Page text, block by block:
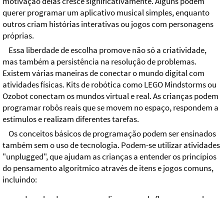
querer programar um aplicativo musical simples, enquanto
outros criam histórias interativas ou jogos com personagens
próprias.
Essa liberdade de escolha promove não só a criatividade,
mas também a persistência na resolução de problemas.
Existem várias maneiras de conectar o mundo digital com
atividades físicas. Kits de robótica como LEGO Mindstorms ou
Ozobot conectam os mundos virtual e real. As crianças podem
programar robôs reais que se movem no espaço, respondem a
estímulos e realizam diferentes tarefas.
Os conceitos básicos de programação podem ser ensinados
também sem o uso de tecnologia. Podem-se utilizar atividades
"unplugged", que ajudam as crianças a entender os princípios
do pensamento algorítmico através de itens e jogos comuns,
incluindo: